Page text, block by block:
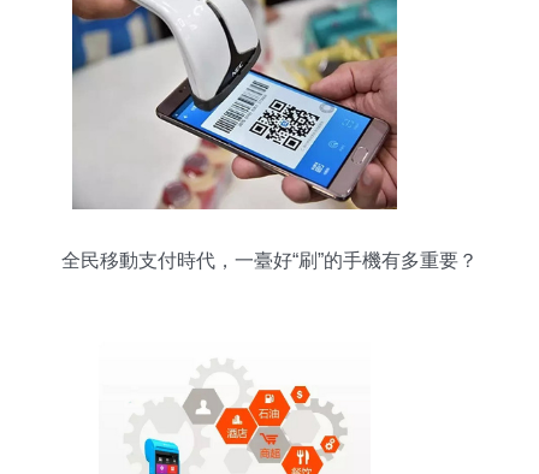
全民移動支付時代，一臺好“刷”的手機有多重要？